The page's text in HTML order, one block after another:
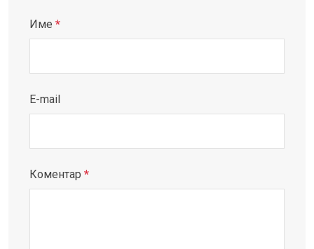
Име *
E-mail
Коментар *